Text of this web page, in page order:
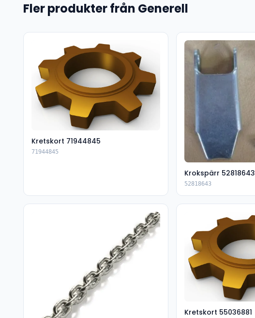
Fler produkter från Generell
Kretskort 71944845
71944845
Krokspärr 52818643
52818643
Kretskort 55036881